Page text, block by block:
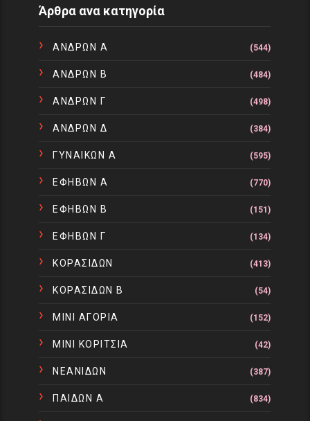
Άρθρα ανα κατηγορία
ΑΝΔΡΩΝ Α (544)
ΑΝΔΡΩΝ Β (484)
ΑΝΔΡΩΝ Γ (498)
ΑΝΔΡΩΝ Δ (384)
ΓΥΝΑΙΚΩΝ Α (595)
ΕΦΗΒΩΝ Α (770)
ΕΦΗΒΩΝ Β (151)
ΕΦΗΒΩΝ Γ (134)
ΚΟΡΑΣΙΔΩΝ (413)
ΚΟΡΑΣΙΔΩΝ Β (54)
ΜΙΝΙ ΑΓΟΡΙΑ (152)
ΜΙΝΙ ΚΟΡΙΤΣΙΑ (42)
ΝΕΑΝΙΔΩΝ (387)
ΠΑΙΔΩΝ Α (834)